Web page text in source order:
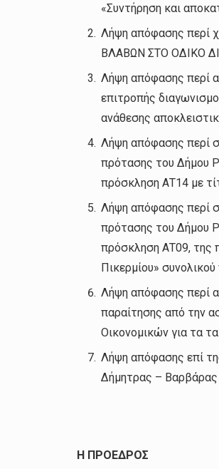
«Συντήρηση και
Λήψη απόφασης περί
ΒΛΑΒΩΝ ΣΤΟ ΟΔΙΚΟ
Λήψη απόφασης περί
επιτροπής
ανάθεσης
Λήψη απόφασης περί
πρότασης του Δήμου
πρόσκληση ΑΤ14 με
Λήψη απόφασης περί
πρότασης του Δήμου
πρόσκληση ΑΤ09, της
Πικερμίου»
Λήψη απόφασης περί
παραίτησης από την
Οικονομικών για τα
Λήψη απόφασης επί
Δήμητρας –
Η ΠΡΟΕΔΡΟΣ